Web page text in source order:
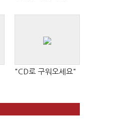
"CD로 구워오세요"